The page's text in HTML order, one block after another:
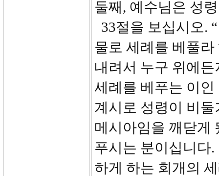
둘째, 예수님은 성
33절을 보십시오.
물로 세례를 베풀
내려서 누구 위에
세례를 베푸는 이
계시로 성령이 비
메시아임을 깨닫게
푸시는 분이십니다
하게 하는 회개의